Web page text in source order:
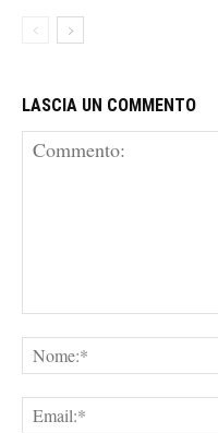
LASCIA UN COMMENTO